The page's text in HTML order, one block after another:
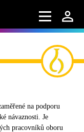
na podporu
návaznosti. Je
pracovníků oboru